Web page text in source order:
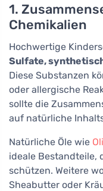
1.
Chemikalien
Hochwertige
Sulfate,
Diese Substanzen
oder allergische
sollte die
auf natürliche
Natürliche Öle wie
ideale Bestandteile,
schützen. Weitere
Sheabutter oder